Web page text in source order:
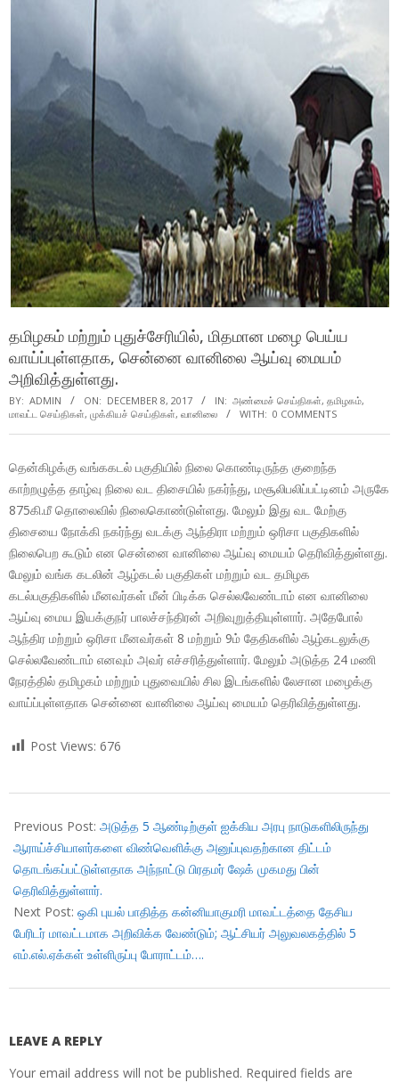
தமிழகம் மற்றும் புதுச்சேரியில், மிதமான மழை பெய்ய
வாய்ப்புள்ளதாக, சென்னை வானிலை ஆய்வு மையம்
அறிவித்துள்ளது.
BY: ADMIN ON: DECEMBER 8, 2017 IN: அண்மைச் செய்திகள், தமிழகம்,
மாவட்ட செய்திகள், முக்கியச் செய்திகள், வானிலை WITH: 0 COMMENTS
தென்கிழக்கு வங்ககடல் பகுதியில் நிலை கொண்டிருந்த குறைந்த
காற்றழுத்த தாழ்வு நிலை வட திசையில் நகர்ந்து, மசூலிபலிப்பட்டினம் அருகே
875கி.மீ தொலைவில் நிலைகொண்டுள்ளது. மேலும் இது வட மேற்கு
திசையை நோக்கி நகர்ந்து வடக்கு ஆந்திரா மற்றும் ஒரிசா பகுதிகளில்
நிலைபெற கூடும் என சென்னை வானிலை ஆய்வு மையம் தெரிவித்துள்ளது.
மேலும் வங்க கடலின் ஆழ்கடல் பகுதிகள் மற்றும் வட தமிழக
கடல்பகுதிகளில் மீனவர்கள் மீன் பிடிக்க செல்லவேண்டாம் என வானிலை
ஆய்வு மைய இயக்குநர் பாலச்சந்திரன் அறிவுறுத்தியுள்ளார். அதேபோல்
ஆந்திர மற்றும் ஒரிசா மீனவர்கள் 8 மற்றும் 9ம் தேதிகளில் ஆழ்கடலுக்கு
செல்லவேண்டாம் எனவும் அவர் எச்சரித்துள்ளார். மேலும் அடுத்த 24 மணி
நேரத்தில் தமிழகம் மற்றும் புதுவையில் சில இடங்களில் லேசான மழைக்கு
வாய்ப்புள்ளதாக சென்னை வானிலை ஆய்வு மையம் தெரிவித்துள்ளது.
Post Views: 676
12-
08
Previous Post: அடுத்த 5 ஆண்டிற்குள் ஐக்கிய அரபு நாடுகளிலிருந்து
ஆராய்ச்சியாளர்களை விண்வெளிக்கு அனுப்புவதற்கான திட்டம்
தொடங்கப்பட்டுள்ளதாக அந்நாட்டு பிரதமர் ஷேக் முகமது பின்
தெரிவித்துள்ளார்.
Next Post: ஒகி புயல் பாதித்த கன்னியாகுமரி மாவட்டத்தை தேசிய
பேரிடர் மாவட்டமாக அறிவிக்க வேண்டும்; ஆட்சியர் அலுவலகத்தில் 5
எம்.எல்.ஏக்கள் உள்ளிருப்பு போராட்டம்….
LEAVE A REPLY
Your email address will not be published. Required fields are